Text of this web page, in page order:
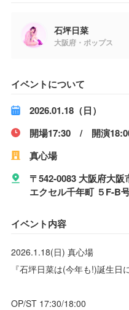
石坪日菜
大阪府・ポップス
イベントについて
2026.01.18（日）
開場17:30 / 開演
真心場
〒542-0083 大阪府大
エクセル千年町 ５F-B
イベント内容
2026.1.18(日) 真心場
『石坪日菜は(今年も!)誕生日
OP/ST 17:30/18:00